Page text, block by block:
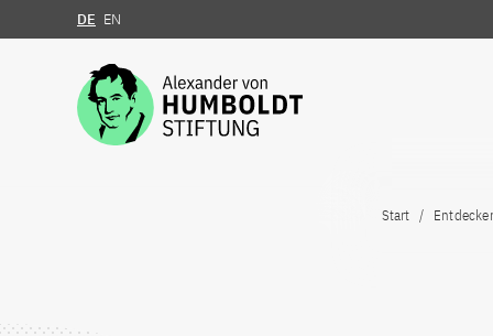
Zum Inhalt springen
DE EN
Start